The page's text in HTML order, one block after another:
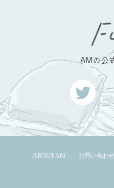
AMの公
ABOUT AM お問い合わせ